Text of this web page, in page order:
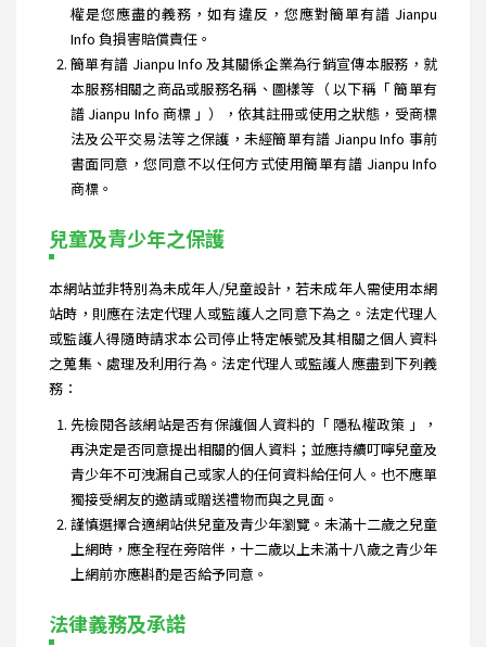
權是您應盡的義務，如有違反，您應對簡單有譜 Jianpu
Info 負損害賠償責任。
簡單有譜 Jianpu Info 及其關係企業為行銷宣傳本服務，就
本服務相關之商品或服務名稱、圖樣等（ 以下稱「 簡單有
譜 Jianpu Info 商標 」），依其註冊或使用之狀態，受商標
法及公平交易法等之保護，未經簡單有譜 Jianpu Info 事前
書面同意，您同意不以任何方式使用簡單有譜 Jianpu Info
商標。
兒童及青少年之保護
本網站並非特別為未成年人/兒童設計，若未成年人需使用本網
站時，則應在法定代理人或監護人之同意下為之。法定代理人
或監護人得隨時請求本公司停止特定帳號及其相關之個人資料
之蒐集、處理及利用行為。法定代理人或監護人應盡到下列義
務：
先檢閱各該網站是否有保護個人資料的「 隱私權政策 」，
再決定是否同意提出相關的個人資料；並應持續叮嚀兒童及
青少年不可洩漏自己或家人的任何資料給任何人。也不應單
獨接受網友的邀請或贈送禮物而與之見面。
謹慎選擇合適網站供兒童及青少年瀏覽。未滿十二歲之兒童
上網時，應全程在旁陪伴，十二歲以上未滿十八歲之青少年
上網前亦應斟酌是否給予同意。
法律義務及承諾